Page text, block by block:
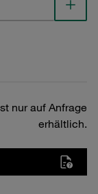
nur auf Anfrage
erhältlich.